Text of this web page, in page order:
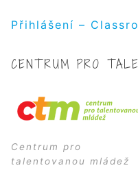
Přihlášení –
CENTRUM PRO
Centrum pro
talentovanou mládež